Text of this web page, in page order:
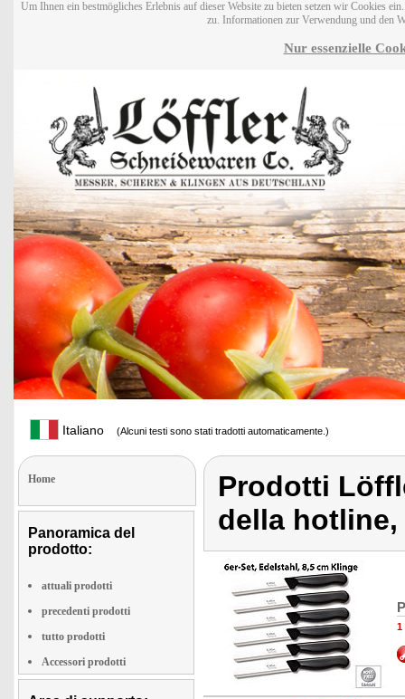
Um Ihnen ein bestmögliches Erlebnis auf dieser Website zu bieten setzen wir Cookies
zu. Informationen zur Verwendung und den
Nur essenzielle
Italiano (Alcuni testi sono stati tradotti automaticamente.)
Home
Panoramica del
prodotto:
attuali prodotti
precedenti prodotti
tutto prodotti
Accessori prodotti
Prodotti
della
1